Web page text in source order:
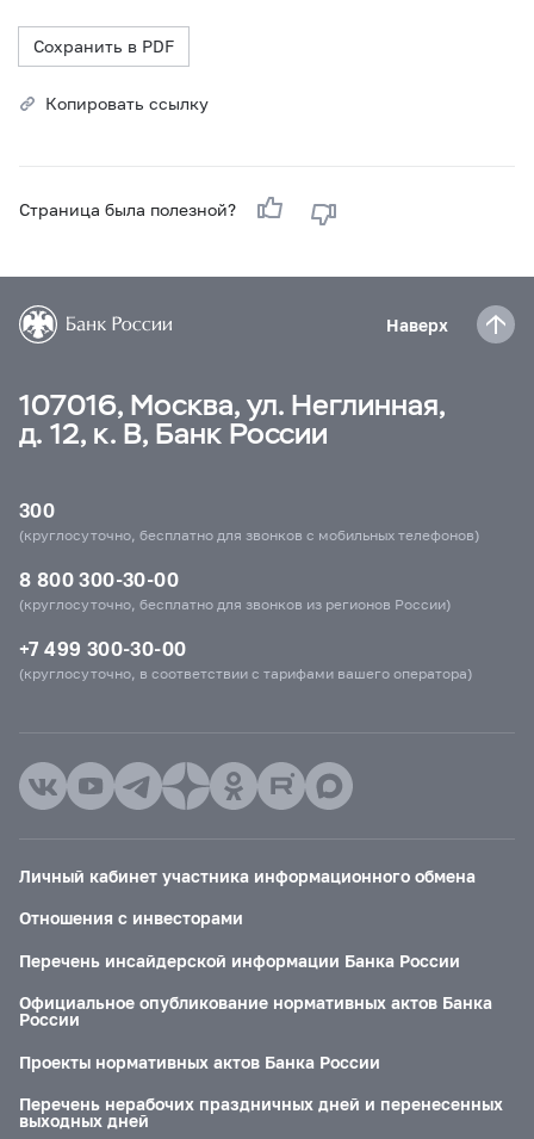
Сохранить в PDF
Копировать ссылку
Страница была полезной?
Наверх
107016, Москва, ул. Неглинная,
д. 12, к. В, Банк России
300
(круглосуточно, бесплатно для звонков с мобильных телефонов)
8 800 300-30-00
(круглосуточно, бесплатно для звонков из регионов России)
+7 499 300-30-00
(круглосуточно, в соответствии с тарифами вашего оператора)
Личный кабинет участника информационного обмена
Отношения с инвесторами
Перечень инсайдерской информации Банка России
Официальное опубликование нормативных актов Банка
России
Проекты нормативных актов Банка России
Перечень нерабочих праздничных дней и перенесенных
выходных дней